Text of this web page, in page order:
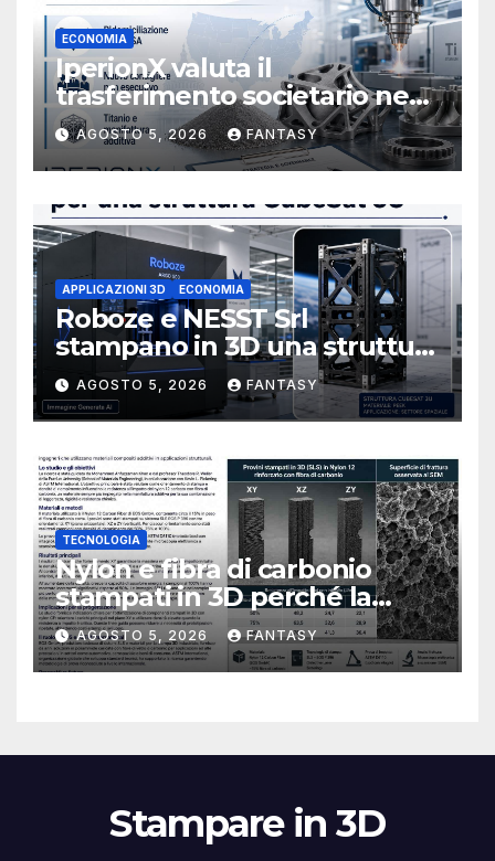
ECONOMIA
IperionX valuta il
trasferimento societario negli
Stati Uniti e rafforza il board,
ha nominato Michael J.
Loparco amministratore
indipendente non esecutivo
AGOSTO 5, 2026 FANTASY
APPLICAZIONI 3D ECONOMIA
Roboze e NESST Srl
stampano in 3D una struttura
CubeSat 3U in Carbon PEEK
AGOSTO 5, 2026 FANTASY
TECNOLOGIA
Nylon e fibra di carbonio
stampati in 3D perché la
resistenza agli urti dipende
dal processo
AGOSTO 5, 2026 FANTASY
Stampare in 3D